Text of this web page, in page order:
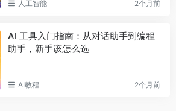
人工智能 2个月前
AI 工具入门指南：从对话助手到编程
助手，新手该怎么选
AI教程 2个月前